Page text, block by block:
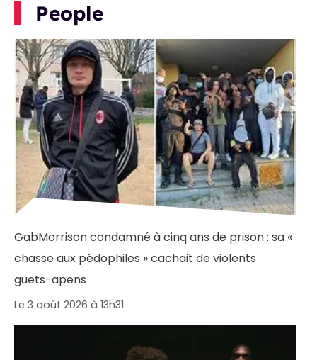
People
GabMorrison condamné à cinq ans de prison : sa «
chasse aux pédophiles » cachait de violents
guets-apens
Le 3 août 2026 à 13h31